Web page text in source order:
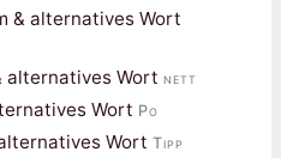
& alternatives Wort
alternatives Wort nett
Wort Po
Wort Tipp